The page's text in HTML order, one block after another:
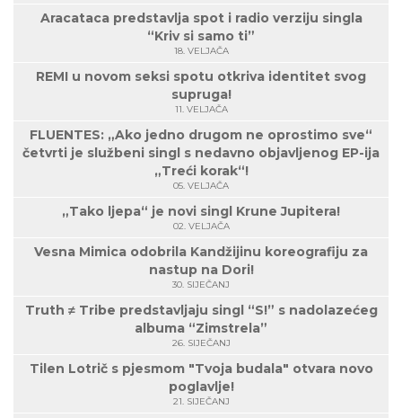
Aracataca predstavlja spot i radio verziju singla
“Kriv si samo ti”
18. VELJAČA
REMI u novom seksi spotu otkriva identitet svog
supruga!
11. VELJAČA
FLUENTES: „Ako jedno drugom ne oprostimo sve“
četvrti je službeni singl s nedavno objavljenog EP-ija
„Treći korak“!
05. VELJAČA
„Tako ljepa“ je novi singl Krune Jupitera!
02. VELJAČA
Vesna Mimica odobrila Kandžijinu koreografiju za
nastup na Dori!
30. SIJEČANJ
Truth ≠ Tribe predstavljaju singl “S!” s nadolazećeg
albuma “Zimstrela”
26. SIJEČANJ
Tilen Lotrič s pjesmom "Tvoja budala" otvara novo
poglavlje!
21. SIJEČANJ